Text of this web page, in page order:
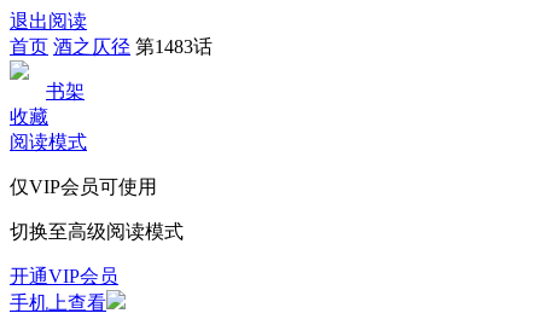
退出阅读
首页 酒之仄径 第1483话
书架
收藏
阅读模式
仅VIP会员可使用
切换至高级阅读模式
开通VIP会员
手机上查看